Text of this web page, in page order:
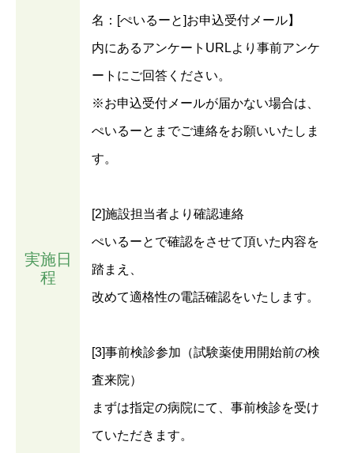
実施日
程
名：[ぺいるーと]お申込受付メール】
内にあるアンケートURLより事前アンケ
ートにご回答ください。
※お申込受付メールが届かない場合は、
ぺいるーとまでご連絡をお願いいたしま
す。
[2]施設担当者より確認連絡
ぺいるーとで確認をさせて頂いた内容を
踏まえ、
改めて適格性の電話確認をいたします。
[3]事前検診参加（試験薬使用開始前の検
査来院）
まずは指定の病院にて、事前検診を受け
ていただきます。